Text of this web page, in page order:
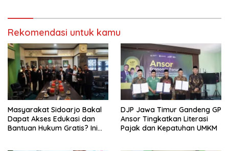
Rekomendasi untuk kamu
Masyarakat Sidoarjo Bakal
Dapat Akses Edukasi dan
Bantuan Hukum Gratis? Ini
DJP Jawa Timur Gandeng GP
Ansor Tingkatkan Literasi
Pajak dan Kepatuhan UMKM